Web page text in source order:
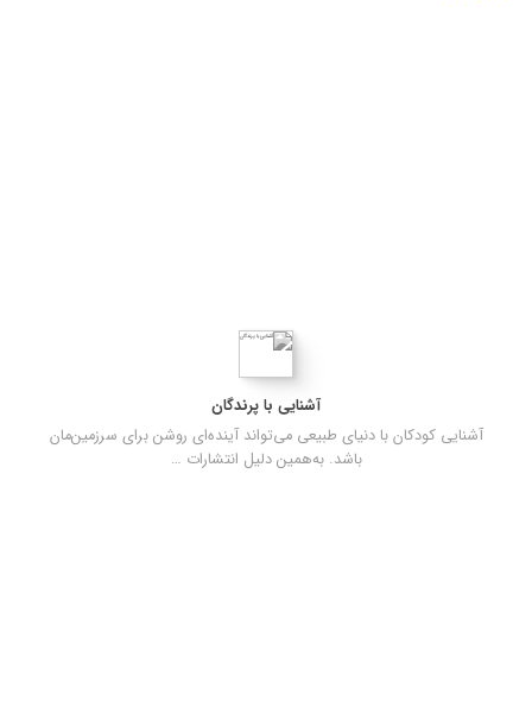
آشنایی با پرندگان
آشنایی کودکان با دنیای طبیعی می‌تواند آینده‌ای روشن برای سرزمین‌مان
باشد. به‌همین دلیل انتشارات …